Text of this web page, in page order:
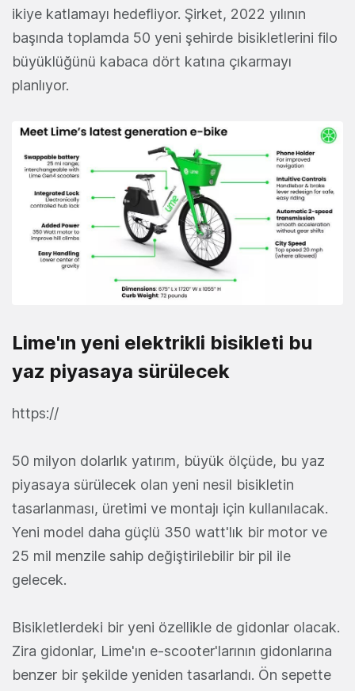
ikiye katlamayı hedefliyor. Şirket, 2022 yılının
başında toplamda 50 yeni şehirde bisikletlerini filo
büyüklüğünü kabaca dört katına çıkarmayı
planlıyor.
Lime'ın yeni elektrikli bisikleti bu
yaz piyasaya sürülecek
https://
50 milyon dolarlık yatırım, büyük ölçüde, bu yaz
piyasaya sürülecek olan yeni nesil bisikletin
tasarlanması, üretimi ve montajı için kullanılacak.
Yeni model daha güçlü 350 watt'lık bir motor ve
25 mil menzile sahip değiştirilebilir bir pil ile
gelecek.
Bisikletlerdeki bir yeni özellikle de gidonlar olacak.
Zira gidonlar, Lime'ın e-scooter'larının gidonlarına
benzer bir şekilde yeniden tasarlandı. Ön sepette